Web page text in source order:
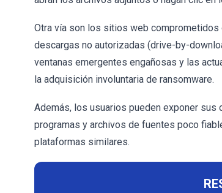
Otra vía son los sitios web
descargas no autorizadas (drive-by-
ventanas emergentes engañosas y las
la adquisición involuntaria de ransomware.
Además, los usuarios pueden exponer
programas y archivos de fuentes poco
plataformas similares.